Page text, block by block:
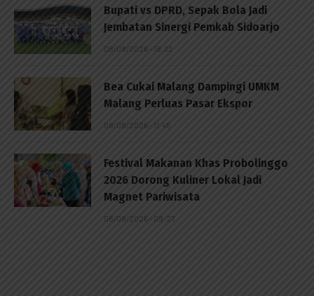
Bupati vs DPRD, Sepak Bola Jadi
Jembatan Sinergi Pemkab Sidoarjo
08/08/2026 - 18:33
Bea Cukai Malang Dampingi UMKM
Malang Perluas Pasar Ekspor
08/08/2026 - 11:45
Festival Makanan Khas Probolinggo
2026 Dorong Kuliner Lokal Jadi
Magnet Pariwisata
08/08/2026 - 09:23